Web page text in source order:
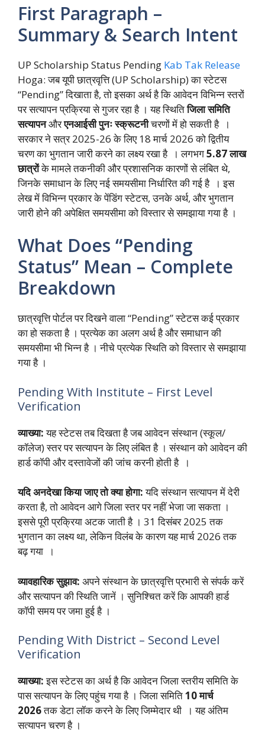
First Paragraph –
Summary & Search Intent
UP Scholarship Status Pending Kab Tak Release
Hoga: जब यूपी छात्रवृत्ति (UP Scholarship) का स्टेटस
“Pending” दिखाता है, तो इसका अर्थ है कि आवेदन विभिन्न स्तरों
पर सत्यापन प्रक्रिया से गुजर रहा है । यह स्थितिजिला समिति
सत्यापनऔरएनआईसी पुनः स्क्रूटनीचरणों में हो सकती है ।
सरकार ने सत्र 2025-26 के लिए 18 मार्च 2026 को द्वितीय
चरण का भुगतान जारी करने का लक्ष्य रखा है । लगभग5.87 लाख
छात्रोंके मामले तकनीकी और प्रशासनिक कारणों से लंबित थे,
जिनके समाधान के लिए नई समयसीमा निर्धारित की गई है । इस
लेख में विभिन्न प्रकार के पेंडिंग स्टेटस, उनके अर्थ, और भुगतान
जारी होने की अपेक्षित समयसीमा को विस्तार से समझाया गया है ।
What Does “Pending
Status” Mean – Complete
Breakdown
छात्रवृत्ति पोर्टल पर दिखने वाला “Pending” स्टेटस कई प्रकार
का हो सकता है । प्रत्येक का अलग अर्थ है और समाधान की
समयसीमा भी भिन्न है । नीचे प्रत्येक स्थिति को विस्तार से समझाया
गया है ।
Pending With Institute – First Level
Verification
व्याख्या:यह स्टेटस तब दिखता है जब आवेदन संस्थान (स्कूल/
कॉलेज) स्तर पर सत्यापन के लिए लंबित है । संस्थान को आवेदन की
हार्ड कॉपी और दस्तावेजों की जांच करनी होती है ।
यदि अनदेखा किया जाए तो क्या होगा:यदि संस्थान सत्यापन में देरी
करता है, तो आवेदन आगे जिला स्तर पर नहीं भेजा जा सकता ।
इससे पूरी प्रक्रिया अटक जाती है । 31 दिसंबर 2025 तक
भुगतान का लक्ष्य था, लेकिन विलंब के कारण यह मार्च 2026 तक
बढ़ गया ।
व्यावहारिक सुझाव: अपने संस्थान के छात्रवृत्ति प्रभारी से संपर्क करें
और सत्यापन की स्थिति जानें । सुनिश्चित करें कि आपकी हार्ड
कॉपी समय पर जमा हुई है ।
Pending With District – Second Level
Verification
व्याख्या:इस स्टेटस का अर्थ है कि आवेदन जिला स्तरीय समिति के
पास सत्यापन के लिए पहुंच गया है । जिला समिति10 मार्च
2026तक डेटा लॉक करने के लिए जिम्मेदार थी । यह अंतिम
सत्यापन चरण है ।